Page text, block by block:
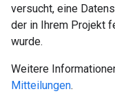
versucht, eine
der in Ihrem Projekt
wurde.
Weitere
Mitteilungen.